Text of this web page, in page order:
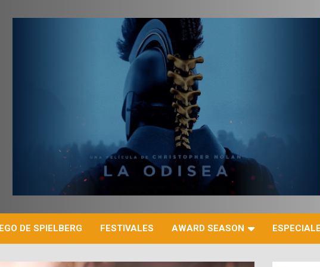
DE SPIELBERG FESTIVALES AWARD SEASON